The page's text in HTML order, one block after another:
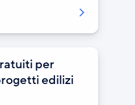
per
edilizi